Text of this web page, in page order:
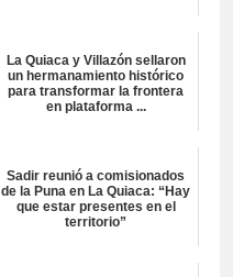
La Quiaca y Villazón sellaron
un hermanamiento histórico
para transformar la frontera
en plataforma ...
Sadir reunió a comisionados
de la Puna en La Quiaca: “Hay
que estar presentes en el
territorio”